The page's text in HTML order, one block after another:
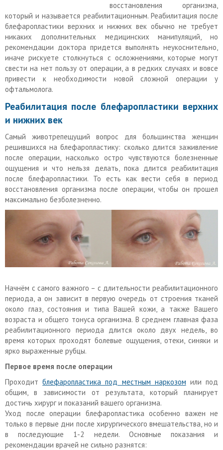
восстановления организма,
который и называется реабилитационным. Реабилитация после
блефаропластики верхних и нижних век обычно не требует
никаких дополнительных медицинских манипуляций, но
рекомендации доктора придется выполнять неукоснительно,
иначе рискуете столкнуться с осложнениями, которые могут
свести на нет пользу от операции, а в редких случаях и вовсе
привести к необходимости новой сложной операции у
офтальмолога.
Реабилитация после блефаропластики верхних
и нижних век
Самый животрепещущий вопрос для большинства женщин
решившихся на блефаропластику: сколько длится заживление
после операции, насколько остро чувствуются болезненные
ощущения и что нельзя делать, пока длится реабилитация
после блефаропластики. То есть как вести себя в период
восстановления организма после операции, чтобы он прошел
максимально безболезненно.
Начнём с самого важного – с длительности реабилитационного
периода, а он зависит в первую очередь от строения тканей
около глаз, состояния и типа Вашей кожи, а также Вашего
возраста и общего тонуса организма. В среднем главная фаза
реабилитационного периода длится около двух недель, во
время которых проходят болевые ощущения, отеки, синяки и
ярко выраженные рубцы.
Первое время после операции
Проходитблефаропластика под местным наркозом или под
общим, в зависимости от результата, который планирует
достичь хирург и показаний вашего организма.
Уход после операции блефаропластика особенно важен не
только в первые дни после хирургического вмешательства, но и
в последующие 1-2 недели. Основные показания и
рекомендации врачей не сильно разнятся: